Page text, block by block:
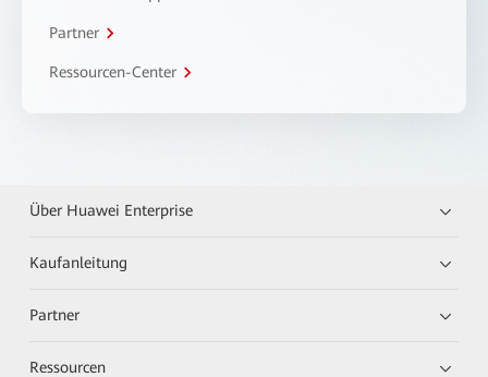
Partner
Ressourcen-Center
Über Huawei Enterprise
Kaufanleitung
Partner
Ressourcen